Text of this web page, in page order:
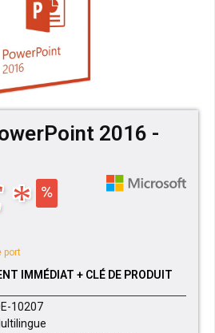
2016 -
*
port
IMMÉDIAT + CLÉ DE PRODUIT
10207